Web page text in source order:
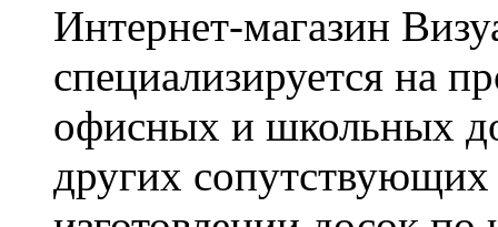
Интернет-магазин
специализируется на
офисных и школьных
других сопутствующих